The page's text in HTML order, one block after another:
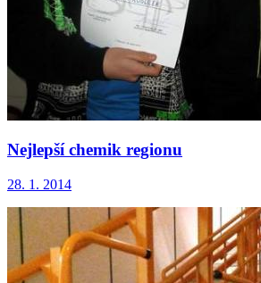
Nejlepší chemik regionu
28. 1. 2014